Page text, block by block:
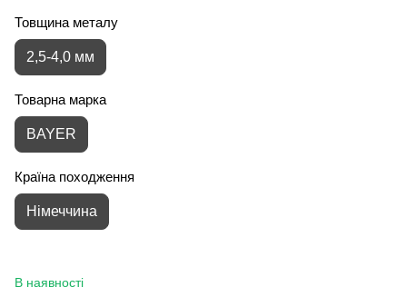
Товщина металу
2,5-4,0 мм
Товарна марка
BAYER
Країна походження
Німеччина
В наявності